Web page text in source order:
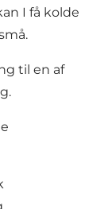
I få kolde
til en af